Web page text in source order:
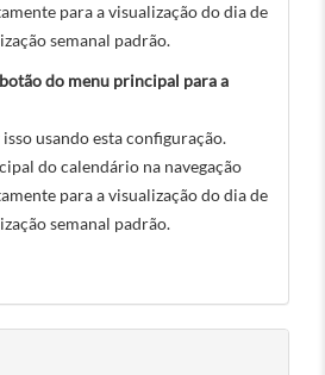
para a visualização do dia de
semanal padrão.
do menu principal para a
usando esta configuração.
do calendário na navegação
para a visualização do dia de
semanal padrão.